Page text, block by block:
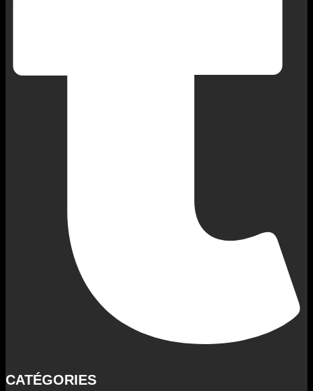
CATÉGORIES